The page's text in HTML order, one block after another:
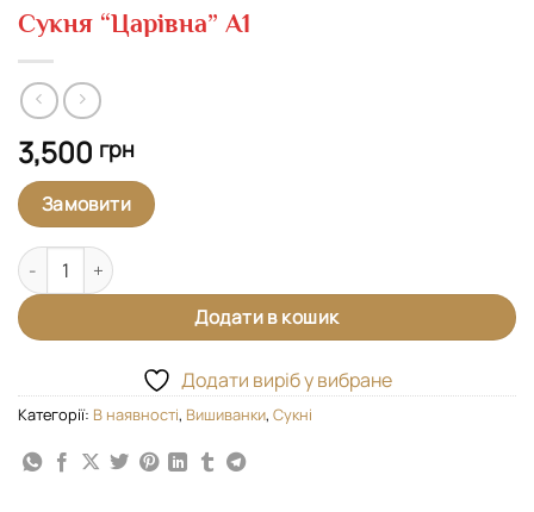
Сукня “Царівна” А1
3,500 грн
Замовити
Сукня "Царівна" А1 кількість
Додати в кошик
Додати виріб у вибране
Категорії: В наявності, Вишиванки, Сукні